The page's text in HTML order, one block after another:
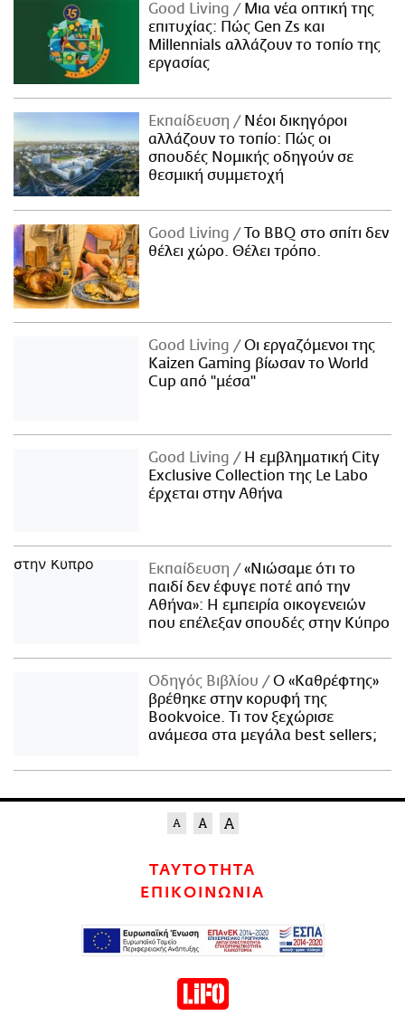
Good Living
Μια νέα οπτική της
επιτυχίας: Πώς Gen Zs και
Millennials αλλάζουν το τοπίο της
εργασίας
Εκπαίδευση
Νέοι δικηγόροι
αλλάζουν το τοπίο: Πώς οι
σπουδές Νομικής οδηγούν σε
θεσμική συμμετοχή
Good Living
Το BBQ στο σπίτι δεν
θέλει χώρο. Θέλει τρόπο.
Good Living
Οι εργαζόμενοι της
Kaizen Gaming βίωσαν το World
Cup από "μέσα"
Good Living
Η εμβληματική City
Exclusive Collection της Le Labo
έρχεται στην Αθήνα
Εκπαίδευση
«Νιώσαμε ότι το
παιδί δεν έφυγε ποτέ από την
Αθήνα»: Η εμπειρία οικογενειών
που επέλεξαν σπουδές στην Κύπρο
Οδηγός Βιβλίου
Ο «Καθρέφτης»
βρέθηκε στην κορυφή της
Bookvoice. Τι τον ξεχώρισε
ανάμεσα στα μεγάλα best sellers;
ΤΑΥΤΟΤΗΤΑ
ΕΠΙΚΟΙΝΩΝΙΑ